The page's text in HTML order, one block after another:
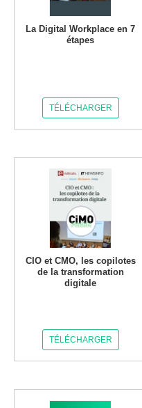
La Digital Workplace en 7
étapes
TÉLÉCHARGER
CIO et CMO, les copilotes
de la transformation
digitale
TÉLÉCHARGER